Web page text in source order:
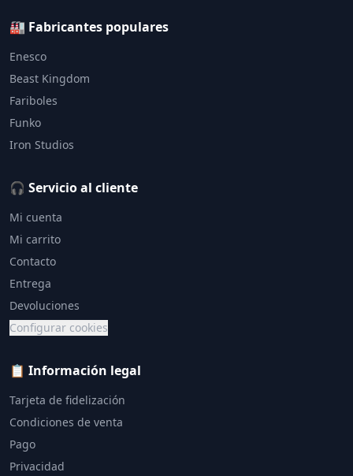
🏭 Fabricantes populares
Enesco
Beast Kingdom
Fariboles
Funko
Iron Studios
🎧 Servicio al cliente
Mi cuenta
Mi carrito
Contacto
Entrega
Devoluciones
Configurar cookies
📋 Información legal
Tarjeta de fidelización
Condiciones de venta
Pago
Privacidad